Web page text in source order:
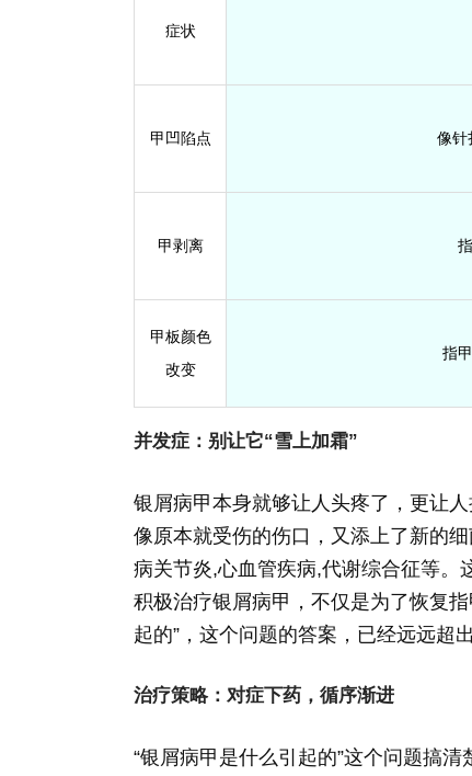
症状
甲凹陷点 像针
甲剥离
甲板颜色
改变
指
并发症：别让它“雪上加霜”
银屑病甲本身就够让人头疼了，更让
像原本就受伤的伤口，又添上了新的
病关节炎,心血管疾病,代谢综合征等。
积极治疗银屑病甲，不仅是为了恢复
起的”，这个问题的答案，已经远远超
治疗策略：对症下药，循序渐进
“银屑病甲是什么引起的”这个问题搞